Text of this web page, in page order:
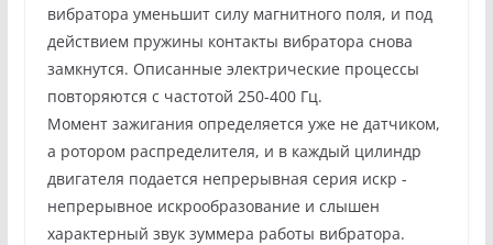
вибратора уменьшит силу магнитного поля, и под
действием пружины контакты вибратора снова
замкнутся. Описанные электрические процессы
повторяются с частотой 250-400 Гц.
Момент зажигания определяется уже не датчиком,
а ротором распределителя, и в каждый цилиндр
двигателя подается непрерывная серия искр -
непрерывное искрообразование и слышен
характерный звук зуммера работы вибратора.